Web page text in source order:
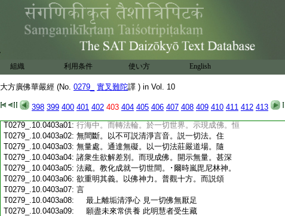
組織 利用条件 使い方 English
大方廣佛華嚴經 (No. 0279_ 實叉難陀譯 ) in Vol. 10
398 399 400 401 402 403 404 405 406 407 408 409 410 411 412 413
T0279_.10.0402c19:薩修行次第。一切衆生心念次第。三世如來
T0279_.10.0402c20:成佛次第。善巧方便説法次第。亦知一切初
T0279_.10.0402c21:中後際。所有諸劫。若成若壞。名號次第。隨
T0279_.10.0402c22:諸衆生所應化度。爲現成道功徳莊嚴。神通
説法方便調伏。是爲菩薩第十受生藏。佛子。
若菩薩摩訶薩。於此十法。修 6 習増長圓滿
T0279_.10.0402c25:成就。則能於一莊嚴中。現種種莊嚴。如是
T0279_.10.0402c26:
莊嚴一切國土。開導示悟一切衆生。盡未來
T0279_.10.0402c27:劫無有休息。演説一切諸
T0279_.10.0402c28: 界。種種成熟。展轉傳來。無量諸法。現不思議
T0279_.10.0403a01: 行海中。而轉法輪。於一切世界。示現成佛。恒
T0279_.10.0403a02: 無間斷。以不可説清淨言音。説一切法。住
T0279_.10.0403a03: 無量處。通達無礙。以一切法莊嚴道場。隨
T0279_.10.0403a04: 諸衆生欲解差別。而現成佛。開示無量。甚深
T0279_.10.0403a05: 法藏。教化成就一切世間。･爾時嵐毘尼林神。
T0279_.10.0403a06: 欲重明其義。以佛神力。普觀十方。而説頌
T0279_.10.0403a07: 言
T0279_.10.0403a08:
最上離垢清淨心 見一切佛無厭足
T0279_.10.0403a09:
願盡未來常供養 此明慧者受生藏